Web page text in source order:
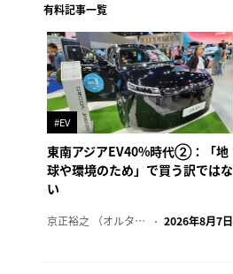
有料記事一覧
#EV
東南アジアEV40%時代②：「地
球や環境のため」で買う訳ではな
い
京正裕之 （オルタナ副編集長） 2026年8月7日